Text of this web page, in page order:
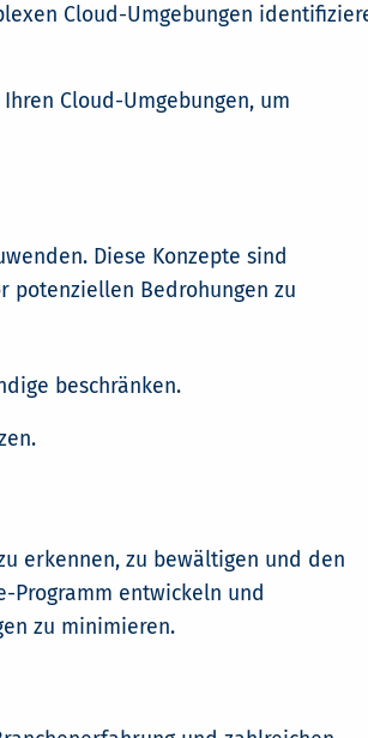
Cloud-Umgebungen
Cloud-Umgebungen, um
Diese Konzepte sind
potenziellen Bedrohungen zu
beschränken.
erkennen, zu bewältigen und den
Programm entwickeln und
zu minimieren.